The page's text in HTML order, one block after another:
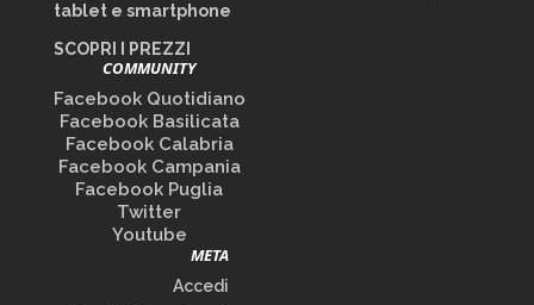
tablet e smartphone
SCOPRI I PREZZI
COMMUNITY
Facebook Quotidiano
Facebook Basilicata
Facebook Calabria
Facebook Campania
Facebook Puglia
Twitter
Youtube
META
Accedi